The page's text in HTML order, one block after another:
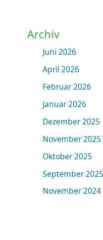
Archiv
Juni 2026
April 2026
Februar 2026
Januar 2026
Dezember 2025
November 2025
Oktober 2025
September 2025
November 2024